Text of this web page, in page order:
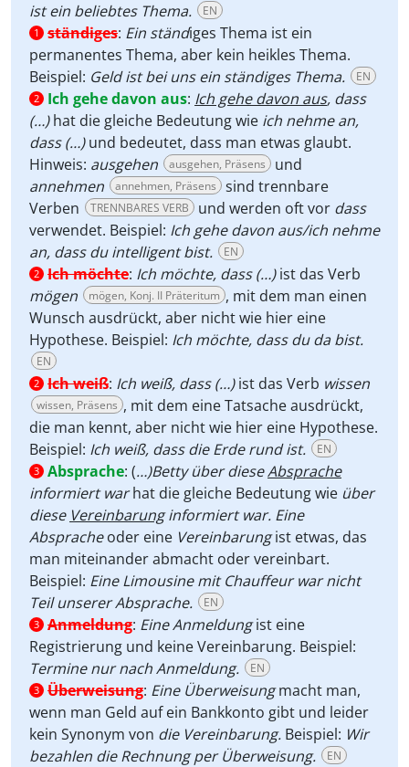
ist ein beliebtes Thema.
EN
1 ständiges: Ein ständiges Thema ist ein
permanentes Thema, aber kein heikles Thema.
Beispiel: Geld ist bei uns ein ständiges Thema. EN
2 Ich gehe davon aus: Ich gehe davon aus, dass
(…)hat die gleiche Bedeutung wie ich nehme an,
dass (…)und bedeutet, dass man etwas glaubt.
Hinweis: ausgehen ausgehen, Präsens
und
annehmen
annehmen, Präsens
sind trennbare
Verben
TRENNBARES VERB und werden oft vor dass
verwendet. Beispiel: Ich gehe davon aus/ich nehme
an, dass du intelligent bist.
EN
2 Ich möchte: Ich möchte, dass (…)ist das Verb
mögen
mögen, Konj. II Präteritum , mit dem man einen
Wunsch ausdrückt, aber nicht wie hier eine
Hypothese. Beispiel: Ich möchte, dass du da bist.
EN
2 Ich weiß: Ich weiß, dass (…)ist das Verb wissen
wissen, Präsens , mit dem eine Tatsache ausdrückt,
die man kennt, aber nicht wie hier eine Hypothese.
Beispiel: Ich weiß, dass die Erde rund ist. EN
3 Absprache: (…)Betty über dieseAbsprache
informiert warhat die gleiche Bedeutung wie über
diese Vereinbarunginformiert war. Eine
Abspracheoder eine Vereinbarungist etwas, das
man miteinander abmacht oder vereinbart.
Beispiel: Eine Limousine mit Chauffeur war nicht
Teil unserer Absprache.
EN
3 Anmeldung: Eine Anmeldungist eine
Registrierung und keine Vereinbarung. Beispiel:
Termine nur nach Anmeldung.
EN
3 Überweisung: Eine Überweisungmacht man,
wenn man Geld auf ein Bankkonto gibt und leider
kein Synonym von die Vereinbarung. Beispiel: Wir
bezahlen die Rechnung per Überweisung.
EN